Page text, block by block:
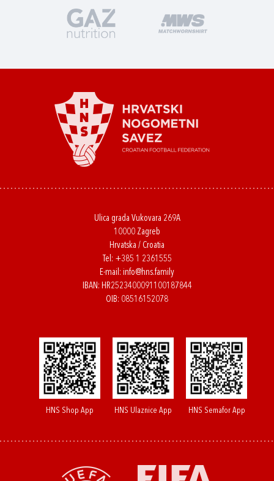
Ulica grada Vukovara 269A
10000 Zagreb
Hrvatska / Croatia
Tel: +385 1 2361555
E-mail: info@hns.family
IBAN: HR2523400091100187844
OIB: 08516152078
HNS Shop App HNS Ulaznice App HNS Semafor App